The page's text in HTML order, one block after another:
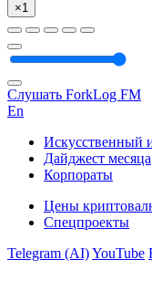
×1
Слушать ForkLog FM
En
Искусственный
Дайджест месяца
Корпораты
Цены
Спецпроекты
Telegram (AI)YouTube